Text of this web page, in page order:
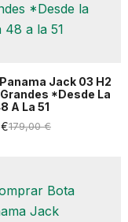
Jack 03 H2
*Desde La
A La 51
179,00 €